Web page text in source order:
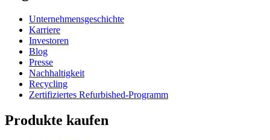
Unternehmensgeschichte
Karriere
Investoren
Blog
Presse
Nachhaltigkeit
Recycling
Zertifiziertes Refurbished-Programm
Produkte kaufen